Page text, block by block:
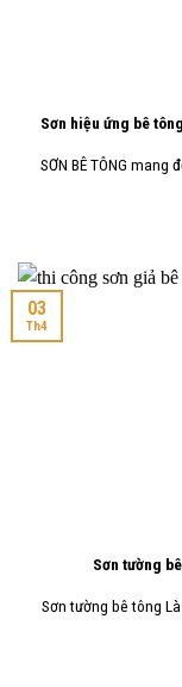
Sơn hiệu ứng bê
SƠN BÊ TÔNG
Sơn tường
Sơn tường bê tông
03
Th4